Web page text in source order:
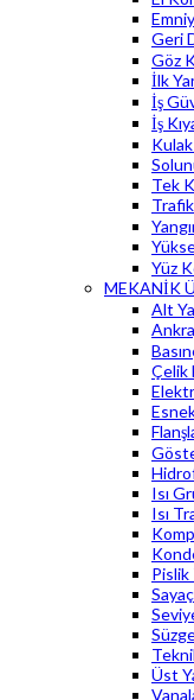
Geri
Göz
İlk
İş
İş
Tek
Yüz
MEKANİK
Alt
Çelik
Isı
Isı
Üst